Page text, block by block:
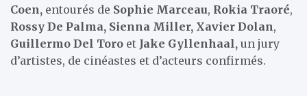
Coen, entourés de Sophie Marceau, Rokia Traoré,
Rossy De Palma, Sienna Miller, Xavier Dolan,
Guillermo Del Toro et Jake Gyllenhaal, un jury
d’artistes, de cinéastes et d’acteurs confirmés.